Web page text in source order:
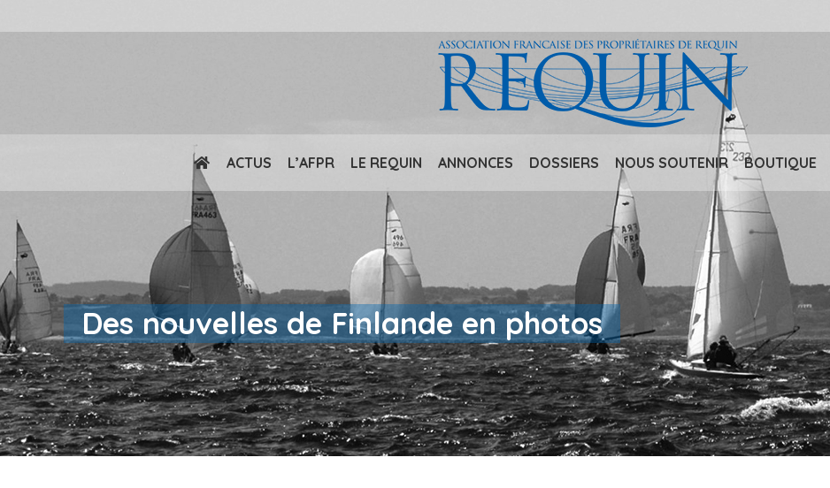
ACTUS L’AFPR LE REQUIN ANNONCES DOSSIERS NOUS SOUTENIR BOUTIQUE
Des nouvelles de Finlande en photos